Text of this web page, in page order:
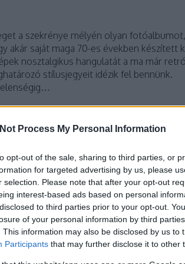
Process My Personal Information
opt-out of the sale, sharing to third parties, or
for targeted advertising by us, please
selection. Please note that after your opt-out
interest-based ads based on personal
to third parties prior to your opt-out.
of your personal information by third
This information may also be disclosed by us to
Participants that may further disclose it to other
a szekrénye mélyén olyan
akár saját maga 70-es években készített
nosztalgikus hangulatát a ma már
stílusjegyeit idézik fel bennünk.
TOVÁBB
férfi ékszer hippi kollekció sál csíkos
menswear Mick Jagger Roberto Cavalli